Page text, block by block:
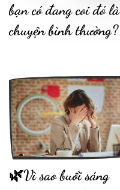
bạn có đang coi đó là
chuyện bình thường?
🌿Vì sao buổi sáng